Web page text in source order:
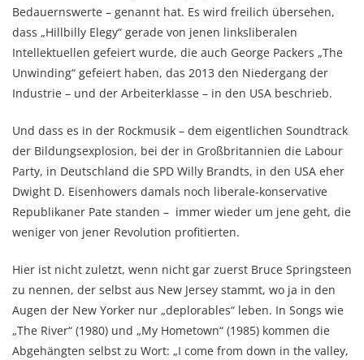
Bedauernswerte – genannt hat. Es wird freilich übersehen,
dass „Hillbilly Elegy“ gerade von jenen linksliberalen
Intellektuellen gefeiert wurde, die auch George Packers „The
Unwinding“ gefeiert haben, das 2013 den Niedergang der
Industrie – und der Arbeiterklasse – in den USA beschrieb.
Und dass es in der Rockmusik – dem eigentlichen Soundtrack
der Bildungsexplosion, bei der in Großbritannien die Labour
Party, in Deutschland die SPD Willy Brandts, in den USA eher
Dwight D. Eisenhowers damals noch liberale-konservative
Republikaner Pate standen – immer wieder um jene geht, die
weniger von jener Revolution profitierten.
Hier ist nicht zuletzt, wenn nicht gar zuerst Bruce Springsteen
zu nennen, der selbst aus New Jersey stammt, wo ja in den
Augen der New Yorker nur „deplorables“ leben. In Songs wie
„The River“ (1980) und „My Hometown“ (1985) kommen die
Abgehängten selbst zu Wort: „I come from down in the valley,